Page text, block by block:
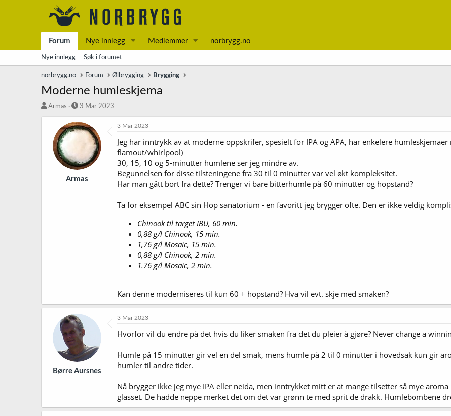
Forum Nye innlegg Medlemmer norbrygg.no
Nye innlegg Søk i forumet
norbrygg.no Forum Ølbrygging Brygging
Moderne humleskjema
T
Armas
S
a
r
a
t
o
3 Mar 2023
Armas
3 Mar 2023
Jeg har inntrykk av at moderne oppskrifer, spesielt for IPA og APA, har enkelere
flamout/whirlpool)
30, 15, 10 og 5-minutter humlene ser jeg mindre av.
Begunnelsen for disse tilsteningene fra 30 til 0 minutter var vel økt kompleksitet.
Har man gått bort fra dette? Trenger vi bare bitterhumle på 60 minutter og hopstand?
Ta for eksempel ABC sin Hop sanatorium - en favoritt jeg brygger ofte. Den er ikke veldig
Chinook til target IBU, 60 min.
0,88 g/l Chinook, 15 min.
1,76 g/l Mosaic, 15 min.
0,88 g/l Chinook, 2 min.
1.76 g/l Mosaic, 2 min.
Kan denne moderniseres til kun 60 + hopstand? Hva vil evt. skje med smaken?
Børre Aursnes
3 Mar 2023
Hvorfor vil du endre på det hvis du liker smaken fra det du pleier å gjøre? Never change a
Humle på 15 minutter gir vel en del smak, mens humle på 2 til 0 minutter i hovedsak kun gir
humler til andre tider.
Nå brygger ikke jeg mye IPA eller neida, men inntrykket mitt er at mange tilsetter så mye
glasset. De hadde neppe merket det om det var grønn te med sprit de drakk. Humlebombene